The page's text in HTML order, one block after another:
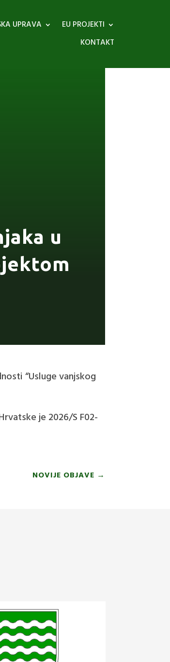
UPRAVA
EU PROJEKTI
KONTAKT
u
“Usluge vanjskog
je 2026/S F02-
NOVIJE OBJAVE →